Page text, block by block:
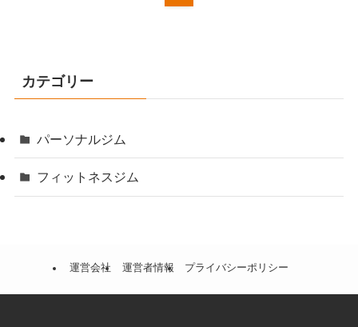
カテゴリー
パーソナルジム
フィットネスジム
運営会社 運営者情報 プライバシーポリシー